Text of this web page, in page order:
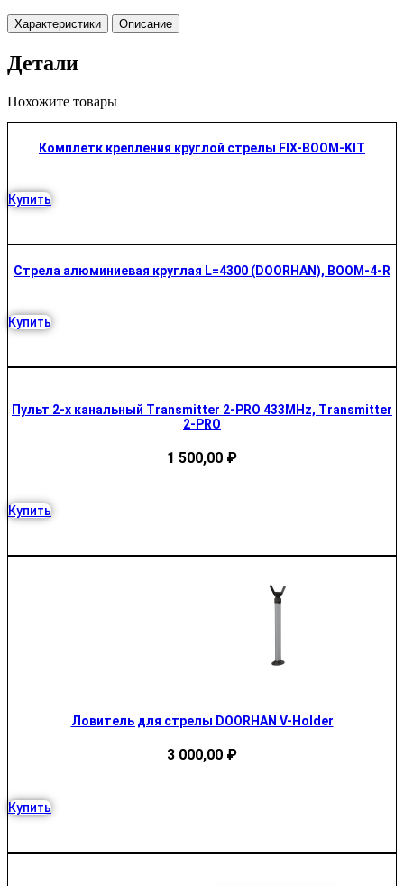
Характеристики Описание
Детали
Похожите товары
Комплетк крепления круглой стрелы FIX-BOOM-KIT
Купить
Стрела алюминиевая круглая L=4300 (DOORHAN), BOOM-4-R
Купить
Пульт 2-х канальный Transmitter 2-PRO 433MHz, Transmitter
2-PRO
1 500,00 ₽
Купить
Ловитель для стрелы DOORHAN V-Holder
3 000,00 ₽
Купить